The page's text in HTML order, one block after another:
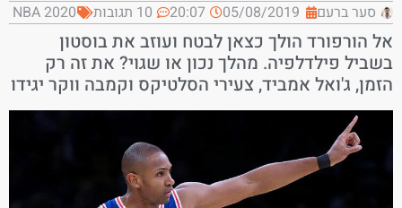
סער ברעם 05/08/2019
20:07 10 תגובות NBA 2020
אל הורפורד הולך כצאן לבטח ועוזב את בוסטון
בשביל פילדלפיה. מהלך נכון או שגוי? את זה רק
הזמן, ג'ואל אמביד, צעירי הסלטיקס וקמבה ווקר יגידו